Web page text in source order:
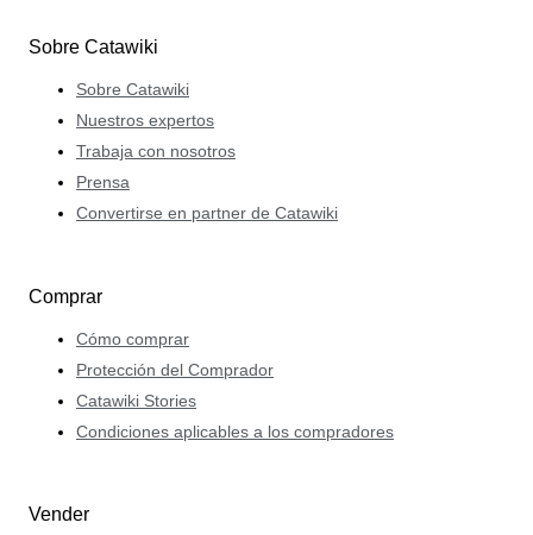
Sobre Catawiki
Sobre Catawiki
Nuestros expertos
Trabaja con nosotros
Prensa
Convertirse en partner de Catawiki
Comprar
Cómo comprar
Protección del Comprador
Catawiki Stories
Condiciones aplicables a los compradores
Vender